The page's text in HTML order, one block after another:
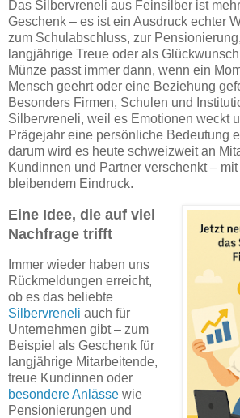
Das Silbervreneli aus Feinsilber ist
Geschenk – es ist ein Ausdruck echter
zum Schulabschluss, zur
langjährige Treue oder als
Münze passt immer dann, wenn ein
Mensch geehrt oder eine Beziehung
Besonders Firmen, Schulen und
Silbervreneli, weil es Emotionen weckt
Prägejahr eine persönliche Bedeutung
darum wird es heute schweizweit an
Kundinnen und Partner verschenkt –
bleibendem Eindruck.
Eine Idee, die auf viel
Nachfrage trifft
Immer wieder haben uns
Rückmeldungen erreicht,
ob es das beliebte
Silbervreneli auch für
Unternehmen gibt – zum
Beispiel als Geschenk für
langjährige Mitarbeitende,
treue Kundinnen oder
besondere Anlässe wie
Pensionierungen und